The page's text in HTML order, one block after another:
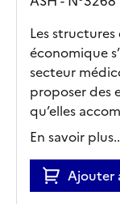
Les
économique
secteur
proposer des
qu’elles
En savoir
Ajouter